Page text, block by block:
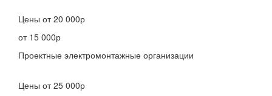
Цены от 20 000р
от 15 000р
Проектные электромонтажные организации
Цены от 25 000р